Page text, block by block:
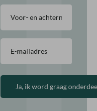
Voor-
E-
mailadres